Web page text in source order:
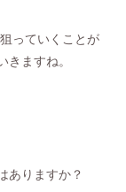
っていくことが
ますね。
ありますか？